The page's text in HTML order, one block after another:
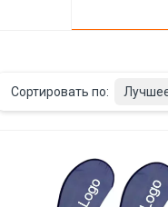
Наша фабрика по
также помогает
Мы придерживаемся
Сортировать по: